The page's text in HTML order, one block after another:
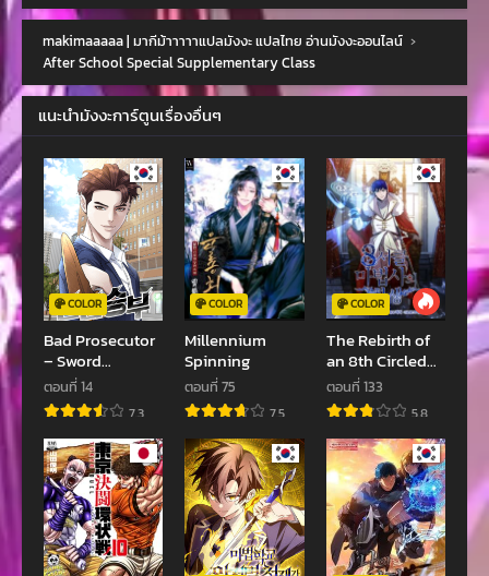
makimaaaaa | มากีม้าาาาาแปลมังงะ แปลไทย อ่านมังงะออนไลน์ ›
After School Special Supplementary Class
แนะนำมังงะการ์ตูนเรื่องอื่นๆ
COLOR
Bad Prosecutor
– Sword
Showdown
ตอนที่ 14
7.3
COLOR
Millennium
Spinning
ตอนที่ 75
7.5
COLOR
The Rebirth of
an 8th Circled
Wizard
ตอนที่ 133
5.8